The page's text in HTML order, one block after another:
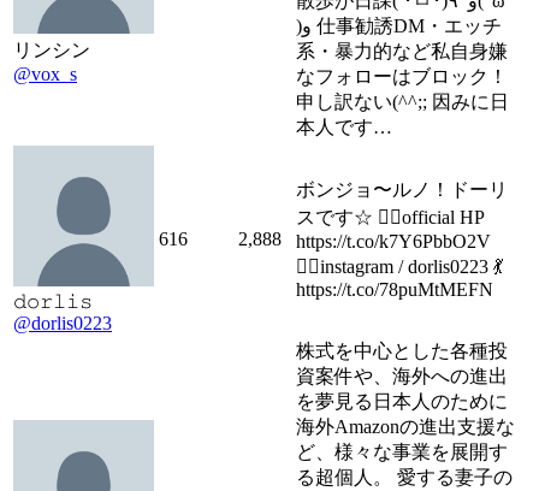
リンシン
@vox_s
)و 仕事勧誘DM・エッチ
系・暴力的など私自身嫌
なフォローはブロック！
申し訳ない(^^;; 因みに日
本人です…
𝚍𝚘𝚛𝚕𝚒𝚜
@dorlis0223
616 2,888
ボンジョ〜ルノ！ドーリ
スです☆ 🧛‍♀️official HP
https://t.co/k7Y6PbbO2V
💂‍♀️instagram / dorlis0223 💃
https://t.co/78puMtMEFN
株式を中心とした各種投
資案件や、海外への進出
を夢見る日本人のために
海外Amazonの進出支援な
ど、様々な事業を展開す
る超個人。 愛する妻子の